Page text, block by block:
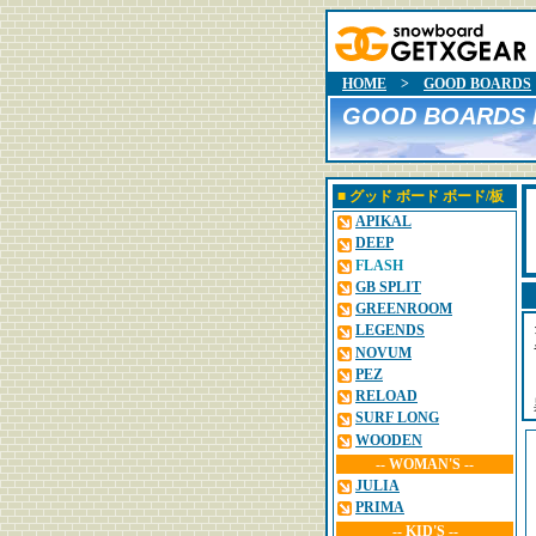
HOME > GOOD BOARDS
GOOD BOARDS
■ グッド ボード ボード/板
APIKAL
DEEP
FLASH
GB SPLIT
GREENROOM
LEGENDS
NOVUM
PEZ
RELOAD
SURF LONG
WOODEN
-- WOMAN'S --
JULIA
PRIMA
-- KID'S --